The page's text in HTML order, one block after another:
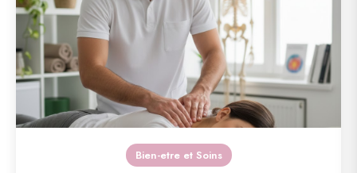
Bien-etre et Soins